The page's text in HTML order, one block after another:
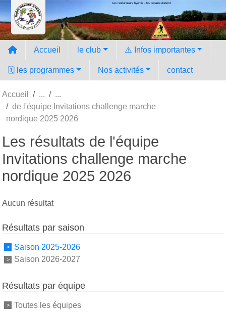
Les randonneurs hyèrois - les copains d'abord
Accueil le club ⚠️ Infos importantes
🗓️ les programmes Nos activités contact
Accueil
de l'équipe Invitations challenge marche
nordique 2025 2026
Les résultats de l'équipe
Invitations challenge marche
nordique 2025 2026
Aucun résultat
Résultats par saison
Saison 2025-2026
Saison 2026-2027
Résultats par équipe
Toutes les équipes
Panneau de gestion des cookies